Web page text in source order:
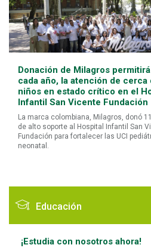
Donación de Milagros
cada año, la atención de cerca
niños en estado crítico en el
Infantil San Vicente Fundación
La marca colombiana, Milagros, donó
de alto soporte al Hospital Infantil San
Fundación para fortalecer las UCI
neonatal.
Educación
¡Estudia con nosotros ahora!